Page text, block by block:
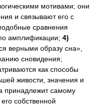
мотивами; они
и связывают его с
сравнения
амплификации; 4)
верными образу сна»,
сновидения;
как способы
живости, значения и
принадлежит самому
собственной